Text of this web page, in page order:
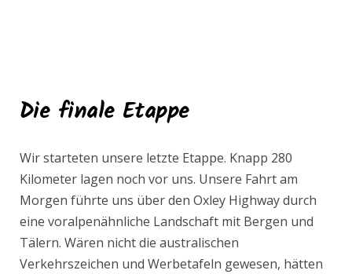
Die finale Etappe
Wir starteten unsere letzte Etappe. Knapp 280
Kilometer lagen noch vor uns. Unsere Fahrt am
Morgen führte uns über den Oxley Highway durch
eine voralpenähnliche Landschaft mit Bergen und
Tälern. Wären nicht die australischen
Verkehrszeichen und Werbetafeln gewesen, hätten